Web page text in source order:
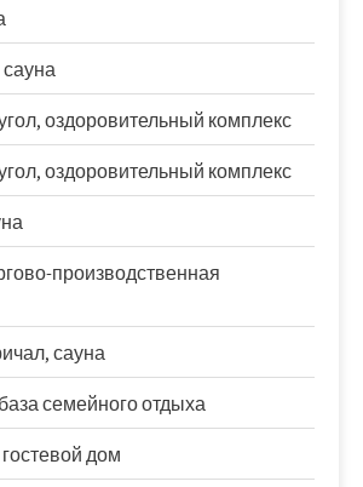
оздоровительный комплекс
оздоровительный комплекс
производственная
сауна
семейного отдыха
дом